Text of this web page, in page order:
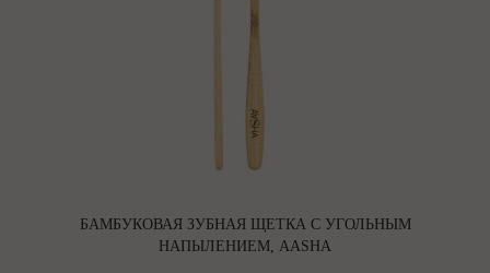
БАМБУКОВАЯ ЗУБНАЯ ЩЕТКА С УГОЛЬНЫМ
НАПЫЛЕНИЕМ, AASHA